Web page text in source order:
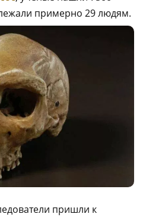
примерно 29 людям.
пришли к